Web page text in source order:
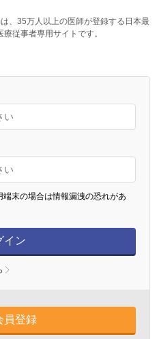
、35万人以上の医師が登録する日本最
療従事者専用サイトです。
末の場合は情報漏洩の恐れがあ
イン
員登録